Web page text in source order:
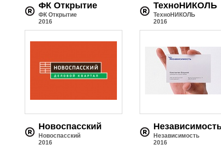
ФК Открытие
ФК Открытие
2016
ТехноНИКОЛЬ
ТехноНИКОЛЬ
2016
Новоспасский
Новоспасский
2016
Независимость
2016